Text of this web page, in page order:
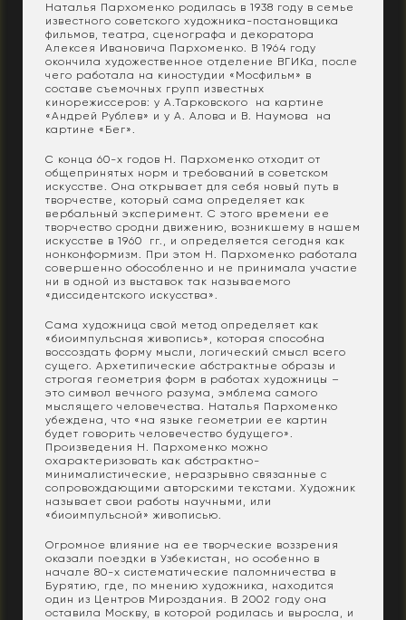
Наталья Пархоменко родилась в 1938 году в семье
известного советского художника-постановщика
фильмов, театра, сценографа и декоратора
Алексея Ивановича Пархоменко. В 1964 году
окончила художественное отделение ВГИКа, после
чего работала на киностудии «Мосфильм» в
составе съемочных групп известных
кинорежиссеров: у А.Тарковского на картине
«Андрей Рублев» и у А. Алова и В. Наумова на
картине «Бег».
С конца 60-х годов Н. Пархоменко отходит от
общепринятых норм и требований в советском
искусстве. Она открывает для себя новый путь в
творчестве, который сама определяет как
вербальный эксперимент. С этого времени ее
творчество сродни движению, возникшему в нашем
искусстве в 1960 гг., и определяется сегодня как
нонконформизм. При этом Н. Пархоменко работала
совершенно обособленно и не принимала участие
ни в одной из выставок так называемого
«диссидентского искусства».
Сама художница свой метод определяет как
«биоимпульсная живопись», которая способна
воссоздать форму мысли, логический смысл всего
сущего. Архетипические абстрактные образы и
строгая геометрия форм в работах художницы –
это символ вечного разума, эмблема самого
мыслящего человечества. Наталья Пархоменко
убеждена, что «на языке геометрии ее картин
будет говорить человечество будущего».
Произведения Н. Пархоменко можно
охарактеризовать как абстрактно-
минималистические, неразрывно связанные с
сопровождающими авторскими текстами. Художник
называет свои работы научными, или
«биоимпульсной» живописью.
Огромное влияние на ее творческие воззрения
оказали поездки в Узбекистан, но особенно в
начале 80-х систематические паломничества в
Бурятию, где, по мнению художника, находится
один из Центров Мироздания. В 2002 году она
оставила Москву, в которой родилась и выросла, и